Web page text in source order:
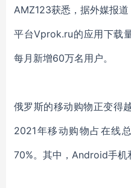
AMZ123获悉，据外媒报
平台Vprok.ru的应用下载
每月新增60万名用户。
俄罗斯的移动购物正变得
2021年移动购物占在线
70%。其中，Android手机